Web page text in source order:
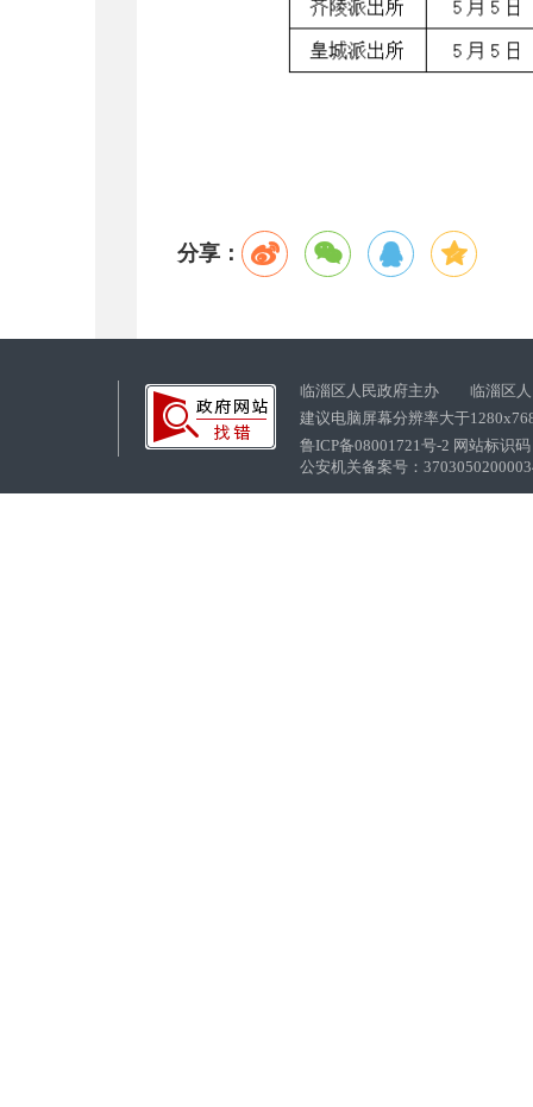
分享：
临淄区人民政府主办 临淄区人
建议电脑屏幕分辨率大于
鲁ICP备08001721号-2 网站标识
公安机关备案号：